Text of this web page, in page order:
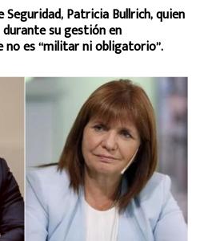
Patricia Bullrich, quien
durante su gestión en
no es “militar ni obligatorio”.